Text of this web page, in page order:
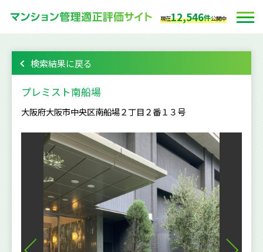
現在12,546件公開中
検索結果に戻る
プレミスト南船場
大阪府大阪市中央区南船場２丁目２番１３号